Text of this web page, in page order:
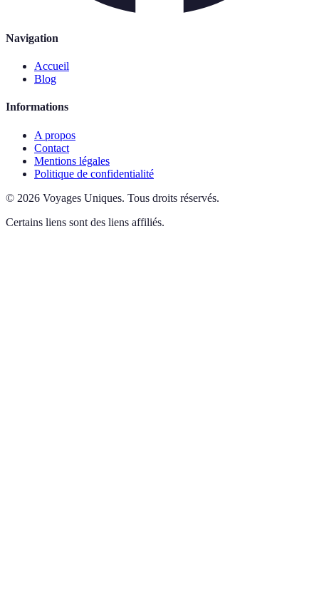
Navigation
Accueil
Blog
Informations
A propos
Contact
Mentions légales
Politique de confidentialité
© 2026 Voyages Uniques. Tous droits réservés.
Certains liens sont des liens affiliés.